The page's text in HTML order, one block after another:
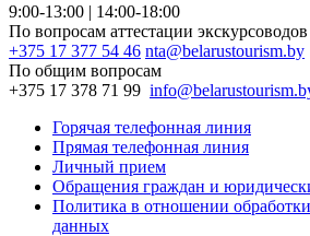
9:00-13:00 | 14:00-18:00
По вопросам аттестации экскурсоводов
+375 17 377 54 46 nta@belarustourism.by
По общим вопросам
+375 17 378 71 99
Горячая телефонная линия
Прямая телефонная линия
Личный прием
Обращения граждан и
Политика в отношении
данных